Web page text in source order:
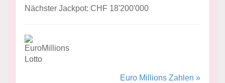
Nächster Jackpot: CHF 18'200'000
Euro Millions Zahlen »